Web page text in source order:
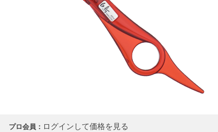
プロ会員： ログインして価格を見る